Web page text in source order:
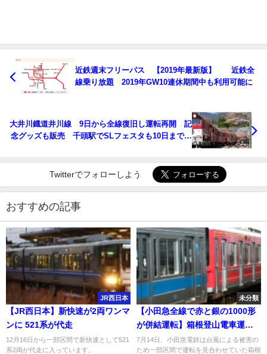
近鉄週末フリーパス 【2019年最新版】 近鉄全
線乗り放題 2019年GW10連休期間中も利用可能に
大井川鐡道井川線 9日から全線復旧し運転再開 記
念グッズも販売 千頭駅でSLフェスタも10日まで同
Twitterでフォローしよう
おすすめの記事
JR西日本
【JR西日本】新快速が2両ワンマ
ンに 521系が代走
12月16日から一部区間で新快速として521
系2両が代走に入っています。
未分類
【小田急全線で赤と銀の1000形
が併結運転】箱根登山電車運転
再開記念 車内ではBGMも
7月14日、小田急電鉄は台風による被害の
ため一部区間で運転を見合わせていた箱根